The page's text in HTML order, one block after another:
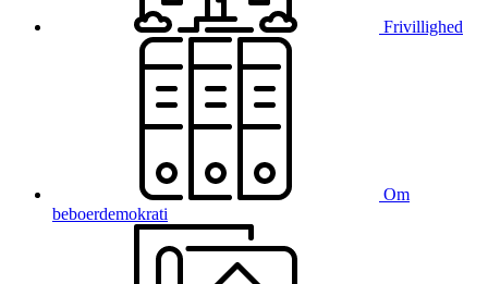
Frivillighed
Om
beboerdemokrati